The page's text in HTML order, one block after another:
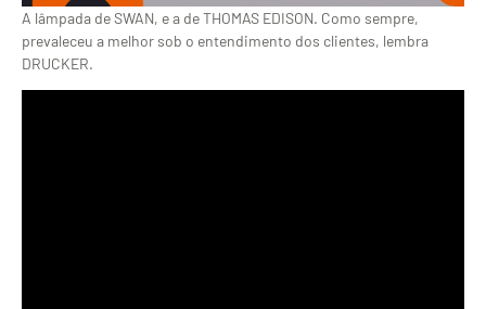
A lâmpada de SWAN, e a de THOMAS EDISON. Como sempre,
prevaleceu a melhor sob o entendimento dos clientes, lembra
DRUCKER.